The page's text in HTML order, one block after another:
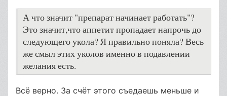
А что значит "препарат начинает работать"?
Это значит,что аппетит пропадает напрочь до
следующего укола? Я правильно поняла? Весь
же смыл этих уколов именно в подавлении
желания есть.
Всё верно. За счёт этого съедаешь меньше и